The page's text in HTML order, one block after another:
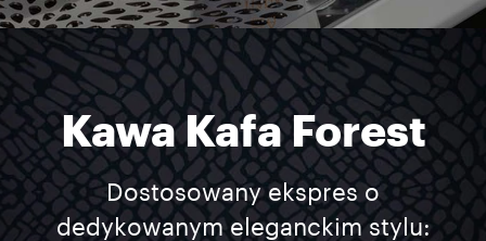
Kawa Kafa Forest
Dostosowany ekspres o
dedykowanym eleganckim stylu: